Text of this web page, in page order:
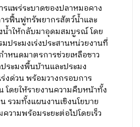
แพร่ระบาดของปลาหมอคาง
รฟื้นฟูทรัพยากรสัตว์น้ำและ
น้ำให้กลับมาอุดมสมบูรณ์ โดย
มประมงเร่งประสานหน่วยงานที่
ำหนดมาตรการช่วยเหลือชาว
ระมงพื้นบ้านและประมง
งด่วน พร้อมวางกรอบการ
โดยให้รายงานความคืบหน้าทั้ง
รวมทั้งแผนงานเชิงนโยบาย
วามพร้อมระยะต่อไปโดยเร็ว